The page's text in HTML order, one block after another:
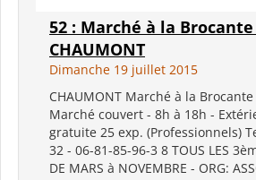
52 : Marché à la Brocante
CHAUMONT
Dimanche 19 juillet 2015
CHAUMONT Marché à la
Marché couvert - 8h à 18h -
gratuite 25 exp. (Professionnels)
32 - 06-81-85-96-3 8 TOUS LES
DE MARS à NOVEMBRE - ORG: